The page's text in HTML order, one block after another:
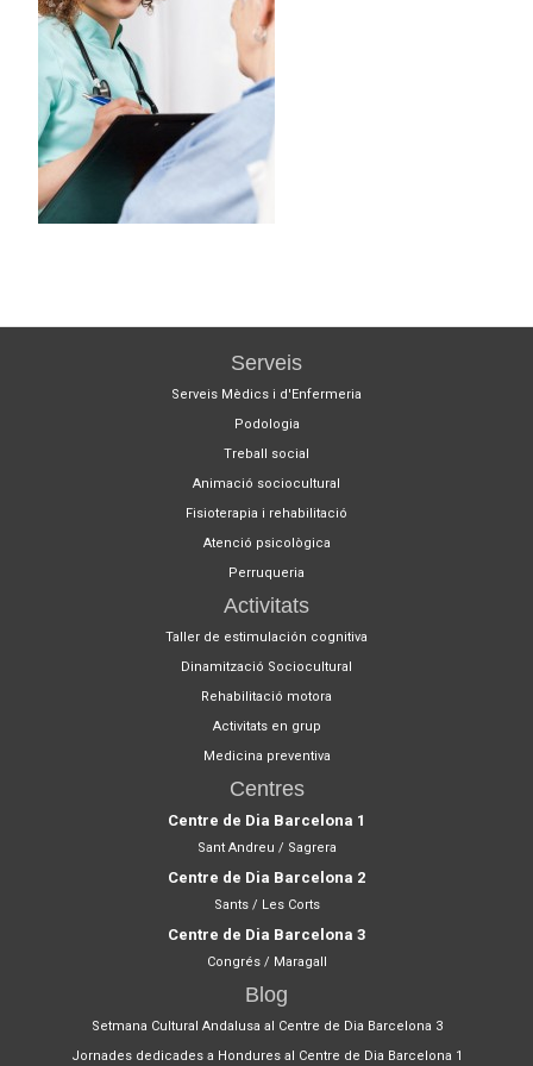
Serveis
Serveis Mèdics i d'Enfermeria
Podologia
Treball social
Animació sociocultural
Fisioterapia i rehabilitació
Atenció psicològica
Perruqueria
Activitats
Taller de estimulación cognitiva
Dinamització Sociocultural
Rehabilitació motora
Activitats en grup
Medicina preventiva
Centres
Centre de Dia Barcelona 1
Sant Andreu / Sagrera
Centre de Dia Barcelona 2
Sants / Les Corts
Centre de Dia Barcelona 3
Congrés / Maragall
Blog
Setmana Cultural Andalusa al Centre de Dia Barcelona 3
Jornades dedicades a Hondures al Centre de Dia Barcelona 1